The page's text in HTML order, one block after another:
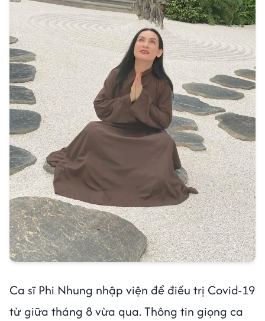
Ca sĩ Phi Nhung nhập viện để điều trị Covid-19
từ giữa tháng 8 vừa qua. Thông tin giọng ca